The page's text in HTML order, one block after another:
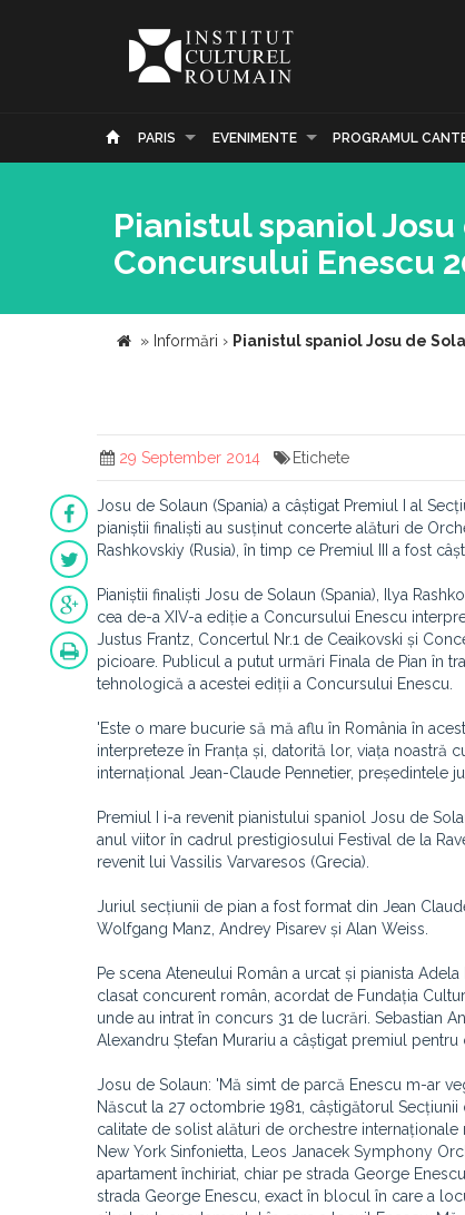
PARIS EVENIMENTE PROGRAMUL
Pianistul spaniol
Concursului Enescu
» Informări › Pianistul spaniol Josu de
29 September 2014 Etichete
Josu de Solaun (Spania) a câștigat Premiul I al
pianiștii finaliști au susținut concerte alături de
Rashkovskiy (Rusia), în timp ce Premiul III a fost
Pianiștii finaliști Josu de Solaun (Spania), Ilya
cea de-a XIV-a ediție a Concursului Enescu
Justus Frantz, Concertul Nr.1 de Ceaikovski și
picioare. Publicul a putut urmări Finala de Pian în
tehnologică a acestei ediții a Concursului Enescu.
'Este o mare bucurie să mă aflu în România în
interpreteze în Franța și, datorită lor, viața noastră
internațional Jean-Claude Pennetier, președintele
Premiul I i-a revenit pianistului spaniol Josu de
anul viitor în cadrul prestigiosului Festival de la
revenit lui Vassilis Varvaresos (Grecia).
Juriul secțiunii de pian a fost format din Jean
Wolfgang Manz, Andrey Pisarev și Alan Weiss.
Pe scena Ateneului Român a urcat și pianista
clasat concurent român, acordat de Fundația
unde au intrat în concurs 31 de lucrări. Sebastian
Alexandru Ștefan Murariu a câștigat premiul
Josu de Solaun: 'Mă simt de parcă Enescu m-ar
Născut la 27 octombrie 1981, câștigătorul
calitate de solist alături de orchestre
New York Sinfonietta, Leos Janacek Symphony
apartament închiriat, chiar pe strada George
strada George Enescu, exact în blocul în care a